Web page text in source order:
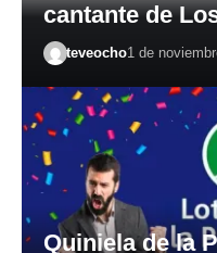
cantante de
teveocho1 de
Quiniela de la